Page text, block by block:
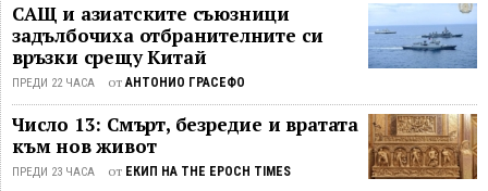
САЩ и азиатските съюзници
задълбочиха отбранителните си
връзки срещу Китай
ПРЕДИ 22 ЧАСА от АНТОНИО ГРАСЕФО
Число 13: Смърт, безредие и вратата
към нов живот
ПРЕДИ 23 ЧАСА от ЕКИП НА THE EPOCH TIMES